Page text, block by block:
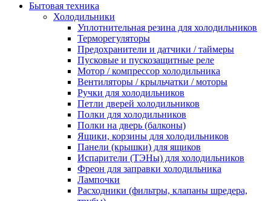
Бытовая техника
Холодильники
Уплотнительная резина для холодильников
Терморегуляторы
Предохранители и датчики / таймеры
Пусковые и пускозащитные реле
Мотор / компрессор холодильника
Вентиляторы / крыльчатки / моторы
Ручки для холодильников
Петли дверей холодильников
Полки для холодильников
Полки на дверь (балконы)
Ящики, корзины для холодильников
Панели (крышки) для ящиков
Испарители (ТЭНы) для холодильников
Фреон для заправки холодильника
Лампочки
Расходники (фильтры, клапаны шредера,